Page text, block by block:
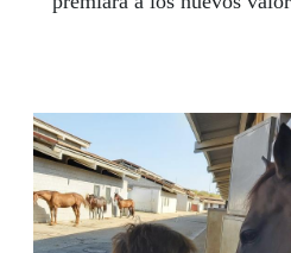
candidaturas se prolongará
de junio.